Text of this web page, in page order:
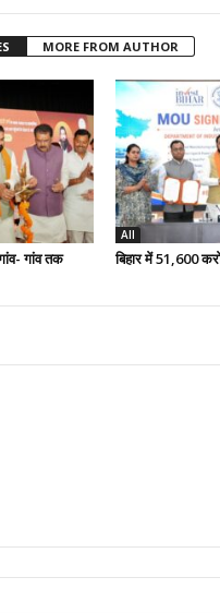
MORE FROM AUTHOR
गांव तक
All
बिहार में 51,600